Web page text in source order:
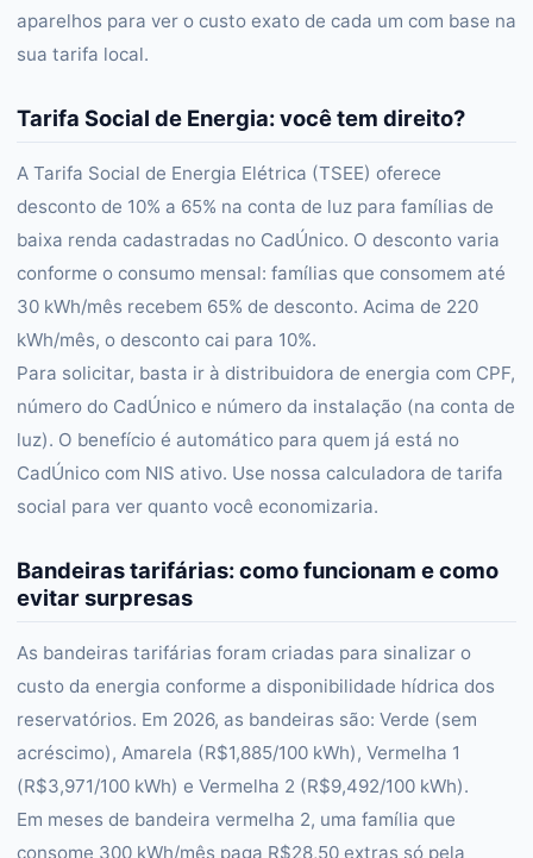
aparelhos para ver o custo exato de cada um com base na
sua tarifa local.
Tarifa Social de Energia: você tem direito?
A Tarifa Social de Energia Elétrica (TSEE) oferece
desconto de 10% a 65% na conta de luz para famílias de
baixa renda cadastradas no CadÚnico. O desconto varia
conforme o consumo mensal: famílias que consomem até
30 kWh/mês recebem 65% de desconto. Acima de 220
kWh/mês, o desconto cai para 10%.
Para solicitar, basta ir à distribuidora de energia com CPF,
número do CadÚnico e número da instalação (na conta de
luz). O benefício é automático para quem já está no
CadÚnico com NIS ativo. Use nossa calculadora de tarifa
social para ver quanto você economizaria.
Bandeiras tarifárias: como funcionam e como
evitar surpresas
As bandeiras tarifárias foram criadas para sinalizar o
custo da energia conforme a disponibilidade hídrica dos
reservatórios. Em 2026, as bandeiras são: Verde (sem
acréscimo), Amarela (R$1,885/100 kWh), Vermelha 1
(R$3,971/100 kWh) e Vermelha 2 (R$9,492/100 kWh).
Em meses de bandeira vermelha 2, uma família que
consome 300 kWh/mês paga R$28,50 extras só pela